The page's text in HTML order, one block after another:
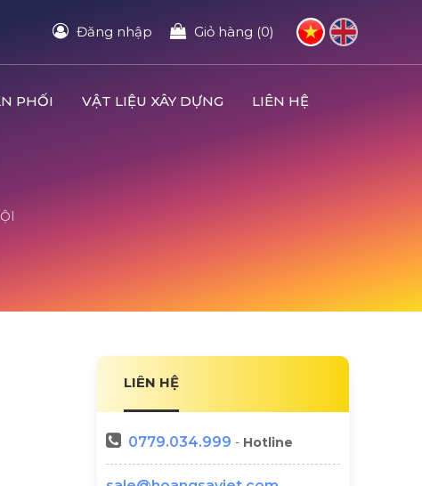
Đăng nhập Giỏ hàng (0)
PHỐI VẬT LIỆU XÂY DỰNG LIÊN HỆ
LIÊN HỆ
0779.034.999 - Hotline